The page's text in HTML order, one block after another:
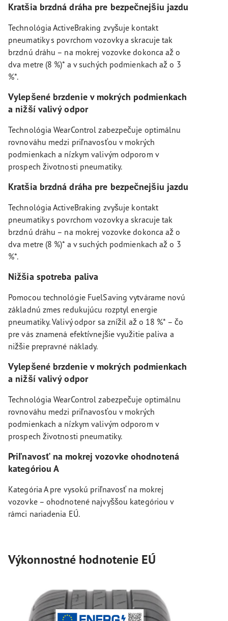
Kratšia brzdná dráha pre bezpečnejšiu jazdu
Technológia ActiveBraking zvyšuje kontakt
pneumatiky s povrchom vozovky a skracuje tak
brzdnú dráhu – na mokrej vozovke dokonca až o
dva metre (8 %)* a v suchých podmienkach až o 3
%*.
Vylepšené brzdenie v mokrých podmienkach
a nižší valivý odpor
Technológia WearControl zabezpečuje optimálnu
rovnováhu medzi priľnavosťou v mokrých
podmienkach a nízkym valivým odporom v
prospech životnosti pneumatiky.
Kratšia brzdná dráha pre bezpečnejšiu jazdu
Technológia ActiveBraking zvyšuje kontakt
pneumatiky s povrchom vozovky a skracuje tak
brzdnú dráhu – na mokrej vozovke dokonca až o
dva metre (8 %)* a v suchých podmienkach až o 3
%*.
Nižšia spotreba paliva
Pomocou technológie FuelSaving vytvárame novú
základnú zmes redukujúcu rozptyl energie
pneumatiky. Valivý odpor sa znížil až o 18 %* – čo
pre vás znamená efektívnejšie využitie paliva a
nižšie prepravné náklady.
Vylepšené brzdenie v mokrých podmienkach
a nižší valivý odpor
Technológia WearControl zabezpečuje optimálnu
rovnováhu medzi priľnavosťou v mokrých
podmienkach a nízkym valivým odporom v
prospech životnosti pneumatiky.
Priľnavosť na mokrej vozovke ohodnotená
kategóriou A
Kategória A pre vysokú priľnavosť na mokrej
vozovke – ohodnotené najvyššou kategóriou v
rámci nariadenia EÚ.
Výkonnostné hodnotenie EÚ